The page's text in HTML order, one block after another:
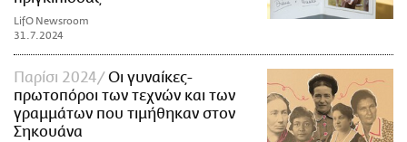
LifO Newsroom
31.7.2024
Παρίσι 2024
Οι γυναίκες-
πρωτοπόροι των τεχνών και των
γραμμάτων που τιμήθηκαν στον
Σηκουάνα